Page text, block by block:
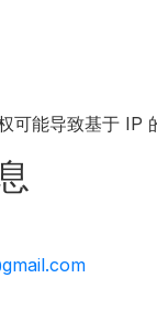
能导致基于 IP